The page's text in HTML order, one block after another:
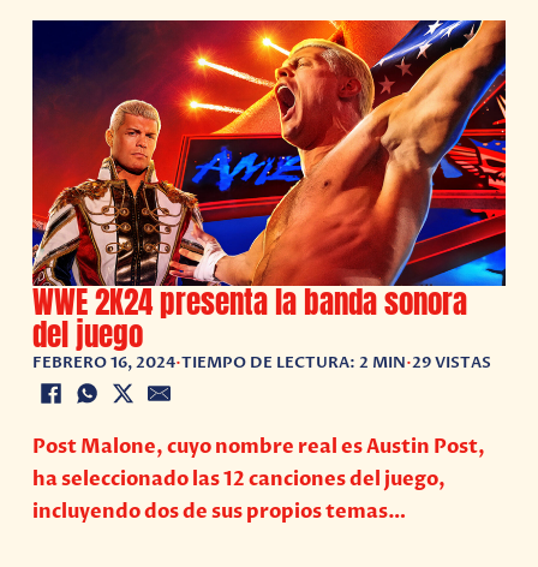
WWE 2K24 presenta la banda sonora
del juego
FEBRERO 16, 2024•TIEMPO DE LECTURA: 2 MIN•29 VISTAS
Post Malone, cuyo nombre real es Austin Post,
ha seleccionado las 12 canciones del juego,
incluyendo dos de sus propios temas…